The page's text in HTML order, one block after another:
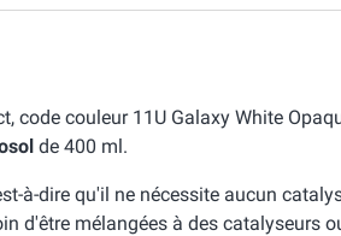
code couleur 11U Galaxy White
de 400 ml.
à-dire qu'il ne nécessite aucun
d'être mélangées à des catalyseurs